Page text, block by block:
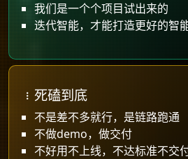
我们是一个个项目试出来的
迭代智能，才能打造更好的智
死磕到底
不是差不多就行，是链路跑通
不做demo，做交付
不好用不上线，不达标准不交